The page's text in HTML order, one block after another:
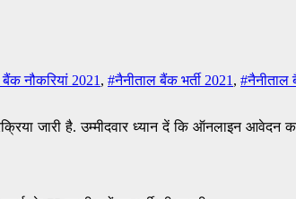
नौकरियां 2021, #नैनीताल बैंक भर्ती 2021, #नैनीताल
जारी है. उम्मीदवार ध्यान दें कि ऑनलाइन आवेदन